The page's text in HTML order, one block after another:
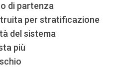
di partenza
per stratificazione
del sistema
più